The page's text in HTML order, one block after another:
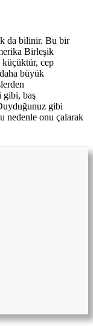
da bilinir. Bu bir
Birleşik
cep
büyük
gibi, baş
gibi
nedenle onu çalarak